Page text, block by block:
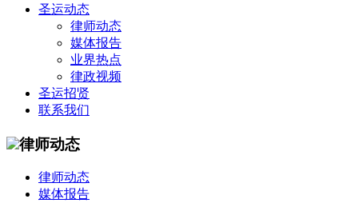
圣运动态
律师动态
媒体报告
业界热点
律政视频
圣运招贤
联系我们
律师动态
律师动态
媒体报告